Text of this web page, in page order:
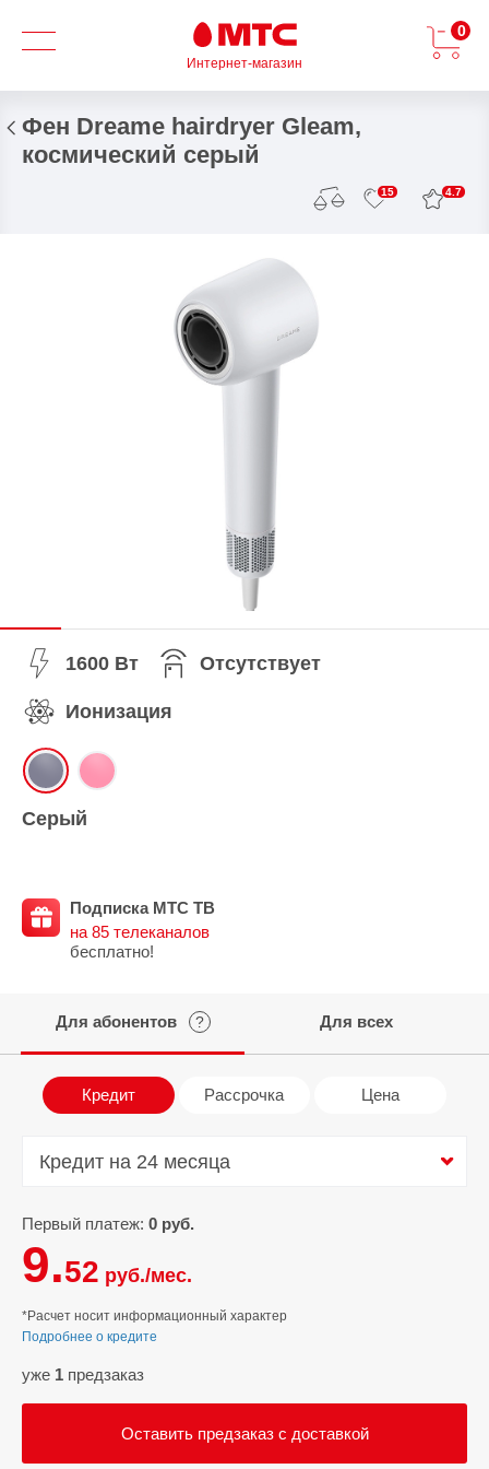
Интернет-магазин
0
Фен Dreame hairdryer Gleam,
космический серый
15 4.7
1600 Вт Отсутствует
Ионизация
Серый
Подписка МТС ТВ
на 85 телеканалов
бесплатно!
Для абонентов ? Для всех
Кредит Рассрочка Цена
Кредит на 24 месяца
Первый платеж: 0 руб.
9.52 руб./мес.
*Расчет носит информационный характер
Подробнее о кредите
уже 1 предзаказ
Оставить предзаказ с доставкой
Кредит на 24 месяца